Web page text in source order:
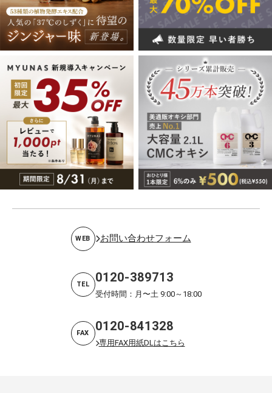
WEB お問い合わせフォーム
TEL 0120-389713
受付時間：月〜土 9:00～18:00
FAX 0120-841328
専用FAX用紙DLはこちら